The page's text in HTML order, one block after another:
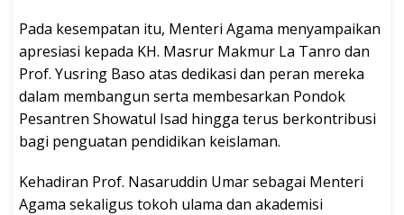
Pada kesempatan itu, Menteri Agama menyampaikan
apresiasi kepada KH. Masrur Makmur La Tanro dan
Prof. Yusring Baso atas dedikasi dan peran mereka
dalam membangun serta membesarkan Pondok
Pesantren Showatul Isad hingga terus berkontribusi
bagi penguatan pendidikan keislaman.
Kehadiran Prof. Nasaruddin Umar sebagai Menteri
Agama sekaligus tokoh ulama dan akademisi